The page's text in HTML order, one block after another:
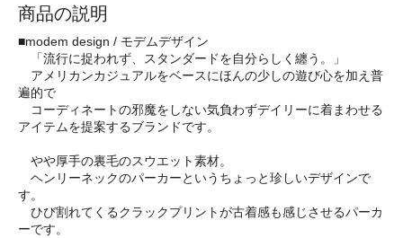
商品の説明
■modem design / モデムデザイン
「流行に捉われず、スタンダードを自分らしく纏う。」
アメリカンカジュアルをベースにほんの少しの遊び心を加え普
遍的で
コーディネートの邪魔をしない気負わずデイリーに着まわせる
アイテムを提案するブランドです。
やや厚手の裏毛のスウエット素材。
ヘンリーネックのパーカーというちょっと珍しいデザインで
す。
ひび割れてくるクラックプリントが古着感も感じさせるパーカ
ーです。